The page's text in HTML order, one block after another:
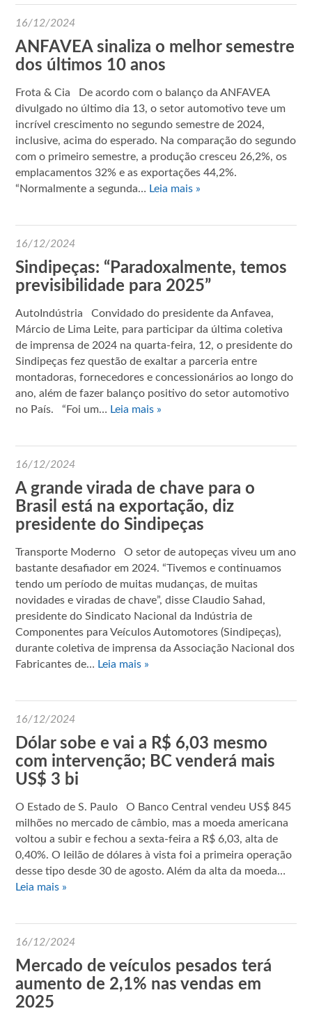
16/12/2024
ANFAVEA sinaliza o melhor semestre
dos últimos 10 anos
Frota & Cia De acordo com o balanço da ANFAVEA
divulgado no último dia 13, o setor automotivo teve um
incrível crescimento no segundo semestre de 2024,
inclusive, acima do esperado. Na comparação do segundo
com o primeiro semestre, a produção cresceu 26,2%, os
emplacamentos 32% e as exportações 44,2%.
“Normalmente a segunda… Leia mais »
16/12/2024
Sindipeças: “Paradoxalmente, temos
previsibilidade para 2025”
AutoIndústria Convidado do presidente da Anfavea,
Márcio de Lima Leite, para participar da última coletiva
de imprensa de 2024 na quarta-feira, 12, o presidente do
Sindipeças fez questão de exaltar a parceria entre
montadoras, fornecedores e concessionários ao longo do
ano, além de fazer balanço positivo do setor automotivo
no País. “Foi um… Leia mais »
16/12/2024
A grande virada de chave para o
Brasil está na exportação, diz
presidente do Sindipeças
Transporte Moderno O setor de autopeças viveu um ano
bastante desafiador em 2024. “Tivemos e continuamos
tendo um período de muitas mudanças, de muitas
novidades e viradas de chave”, disse Claudio Sahad,
presidente do Sindicato Nacional da Indústria de
Componentes para Veículos Automotores (Sindipeças),
durante coletiva de imprensa da Associação Nacional dos
Fabricantes de… Leia mais »
16/12/2024
Dólar sobe e vai a R$ 6,03 mesmo
com intervenção; BC venderá mais
US$ 3 bi
O Estado de S. Paulo O Banco Central vendeu US$ 845
milhões no mercado de câmbio, mas a moeda americana
voltou a subir e fechou a sexta-feira a R$ 6,03, alta de
0,40%. O leilão de dólares à vista foi a primeira operação
desse tipo desde 30 de agosto. Além da alta da moeda…
Leia mais »
16/12/2024
Mercado de veículos pesados terá
aumento de 2,1% nas vendas em
2025